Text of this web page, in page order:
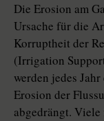
Die Erosion am
Ursache für die
Korruptheit der
(Irrigation
werden jedes
Erosion der
abgedrängt.